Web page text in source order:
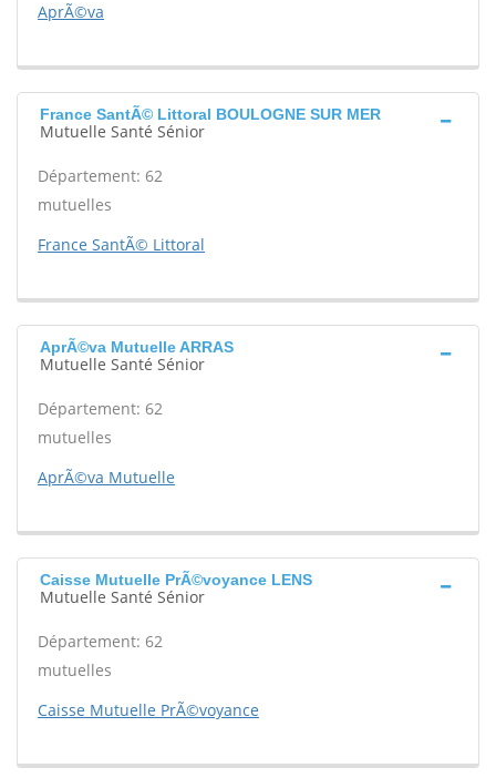
AprÃ©va
France SantÃ© Littoral BOULOGNE SUR MER
Mutuelle Santé Sénior
Département: 62
mutuelles
France SantÃ© Littoral
AprÃ©va Mutuelle ARRAS
Mutuelle Santé Sénior
Département: 62
mutuelles
AprÃ©va Mutuelle
Caisse Mutuelle PrÃ©voyance LENS
Mutuelle Santé Sénior
Département: 62
mutuelles
Caisse Mutuelle PrÃ©voyance